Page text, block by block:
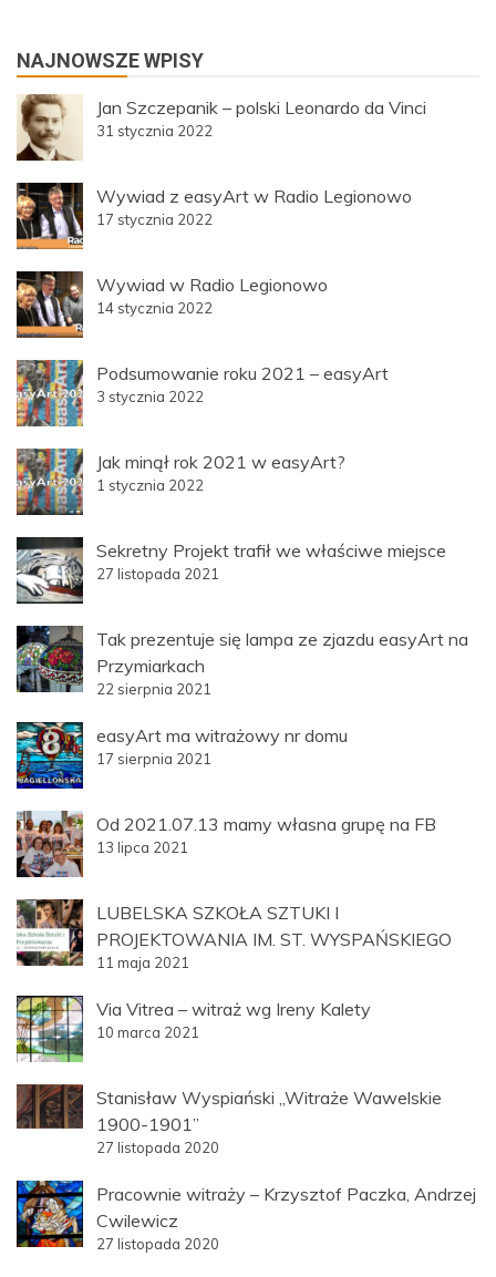
NAJNOWSZE WPISY
Jan Szczepanik – polski Leonardo da Vinci
31 stycznia 2022
Wywiad z easyArt w Radio Legionowo
17 stycznia 2022
Wywiad w Radio Legionowo
14 stycznia 2022
Podsumowanie roku 2021 – easyArt
3 stycznia 2022
Jak minął rok 2021 w easyArt?
1 stycznia 2022
Sekretny Projekt trafił we właściwe miejsce
27 listopada 2021
Tak prezentuje się lampa ze zjazdu easyArt na
Przymiarkach
22 sierpnia 2021
easyArt ma witrażowy nr domu
17 sierpnia 2021
Od 2021.07.13 mamy własna grupę na FB
13 lipca 2021
LUBELSKA SZKOŁA SZTUKI I
PROJEKTOWANIA IM. ST. WYSPAŃSKIEGO
11 maja 2021
Via Vitrea – witraż wg Ireny Kalety
10 marca 2021
Stanisław Wyspiański „Witraże Wawelskie
1900-1901”
27 listopada 2020
Pracownie witraży – Krzysztof Paczka, Andrzej
Cwilewicz
27 listopada 2020